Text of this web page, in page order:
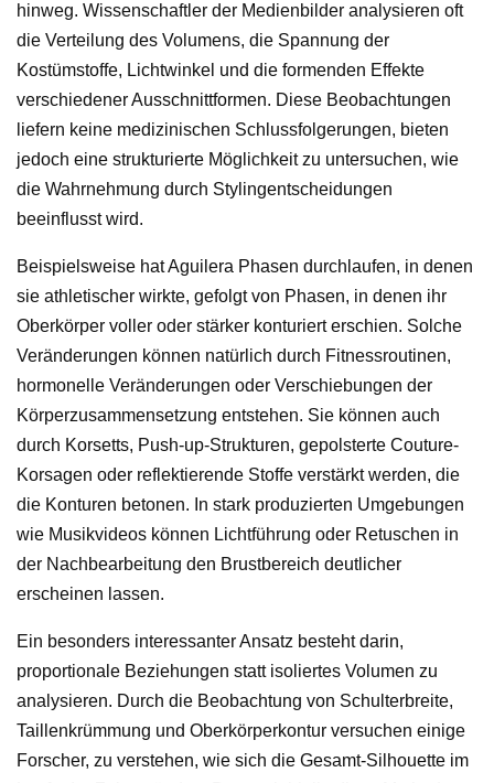
hinweg. Wissenschaftler der Medienbilder analysieren oft
die Verteilung des Volumens, die Spannung der
Kostümstoffe, Lichtwinkel und die formenden Effekte
verschiedener Ausschnittformen. Diese Beobachtungen
liefern keine medizinischen Schlussfolgerungen, bieten
jedoch eine strukturierte Möglichkeit zu untersuchen, wie
die Wahrnehmung durch Stylingentscheidungen
beeinflusst wird.
Beispielsweise hat Aguilera Phasen durchlaufen, in denen
sie athletischer wirkte, gefolgt von Phasen, in denen ihr
Oberkörper voller oder stärker konturiert erschien. Solche
Veränderungen können natürlich durch Fitnessroutinen,
hormonelle Veränderungen oder Verschiebungen der
Körperzusammensetzung entstehen. Sie können auch
durch Korsetts, Push-up-Strukturen, gepolsterte Couture-
Korsagen oder reflektierende Stoffe verstärkt werden, die
die Konturen betonen. In stark produzierten Umgebungen
wie Musikvideos können Lichtführung oder Retuschen in
der Nachbearbeitung den Brustbereich deutlicher
erscheinen lassen.
Ein besonders interessanter Ansatz besteht darin,
proportionale Beziehungen statt isoliertes Volumen zu
analysieren. Durch die Beobachtung von Schulterbreite,
Taillenkrümmung und Oberkörperkontur versuchen einige
Forscher, zu verstehen, wie sich die Gesamt-Silhouette im